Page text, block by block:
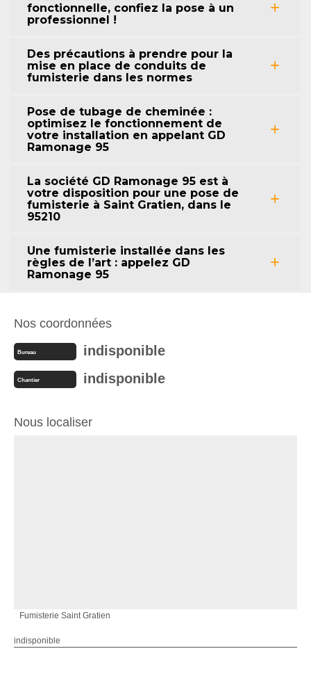
fonctionnelle, confiez la pose à un
professionnel !
Des précautions à prendre pour la
mise en place de conduits de
fumisterie dans les normes
Pose de tubage de cheminée :
optimisez le fonctionnement de
votre installation en appelant GD
Ramonage 95
La société GD Ramonage 95 est à
votre disposition pour une pose de
fumisterie à Saint Gratien, dans le
95210
Une fumisterie installée dans les
règles de l’art : appelez GD
Ramonage 95
Nos coordonnées
Bureau indisponible
Chantier indisponible
Nous localiser
Fumisterie Saint Gratien
indisponible